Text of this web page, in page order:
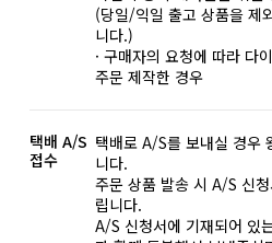
(당일/익일 출고 상품을 제
니다.)
· 구매자의 요청에 따라 다
주문 제작한 경우
택배 A/S
접수
택배로 A/S를 보내실 경우
니다.
주문 상품 발송 시 A/S 신
립니다.
A/S 신청서에 기재되어 있